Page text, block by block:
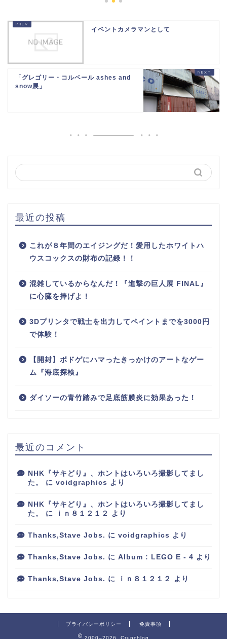
イベントカメラマンとして
「グレゴリー・コルベール ashes and
snow展」
最近の投稿
これが８年間のエイジングだ！愛用したホワイトハ
ウスコックスの財布の記録！！
混雑しているからなんだ！『進撃の巨人展 FINAL』
に心臓を捧げよ！
3Dプリンタで戦士を出力してペイントまでを3000円
で体験！
【開封】ボドゲにハマったきっかけのアートなゲー
ム『海底探検』
ダイソーの青竹踏みで足底筋膜炎に効果あった！
最近のコメント
NHK『サキどり』、ホントはいろいろ撮影してまし
た。
に voidgraphics より
NHK『サキどり』、ホントはいろいろ撮影してまし
た。
に ｉｎ８１２１２ より
Thanks,Stave Jobs. に voidgraphics より
Thanks,Stave Jobs. に Album : LEGO E - 4 より
Thanks,Stave Jobs. に ｉｎ８１２１２ より
プライバシーポリシー 免責事項
2000–2026 Crunchlog